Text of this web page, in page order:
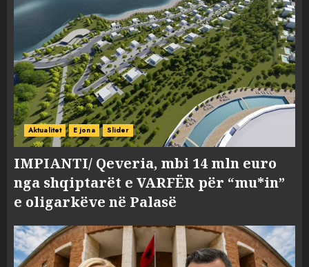
Aktualitet E jona Slider
IMPIANTI/ Qeveria, mbi 14 mln euro
nga shqiptarët e VARFËR për “mu*in”
e oligarkëve në Palasë